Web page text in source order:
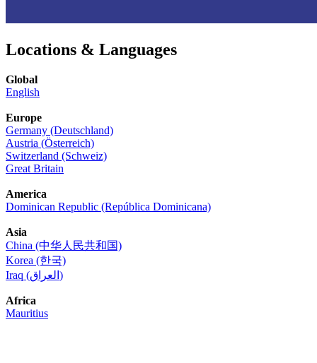
Locations & Languages
Global
English
Europe
Germany (Deutschland)
Austria (Österreich)
Switzerland (Schweiz)
Great Britain
America
Dominican Republic (República Dominicana)
Asia
China (中华人民共和国)
Korea (한국)
Iraq (العراق)
Africa
Mauritius